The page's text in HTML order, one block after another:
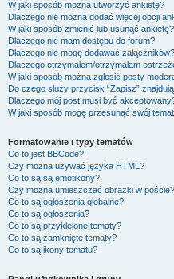
W jaki sposób można utworzyć ankietę?
Dlaczego nie można dodać więcej opcji
W jaki sposób zmienić lub usunąć ankietę?
Dlaczego nie mam dostępu do forum?
Dlaczego nie mogę dodawać załączników?
Dlaczego otrzymałem/otrzymałam
W jaki sposób można zgłosić posty
Do czego służy przycisk “Zapisz”
Dlaczego mój post musi być
W jaki sposób mogę przesunąć swój
Formatowanie i typy tematów
Co to jest BBCode?
Czy można używać języka HTML?
Co to są są emotikony?
Czy można umieszczać obrazki w poście?
Co to są ogłoszenia globalne?
Co to są ogłoszenia?
Co to są przyklejone tematy?
Co to są zamknięte tematy?
Co to są ikony tematu?